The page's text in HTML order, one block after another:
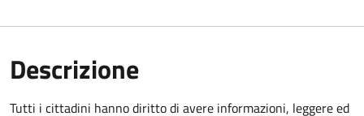
Descrizione
Tutti i cittadini hanno diritto di avere informazioni, leggere ed